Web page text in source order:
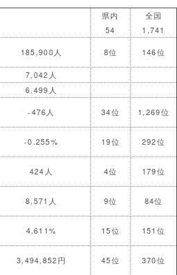
県内
54
全国
1,741
185,900人 8位 146位
7,042人
6,499人
-476人 34位 1,269位
-0.255% 19位 292位
424人 4位 179位
8,571人 9位 84位
4.611% 15位 151位
3,494,852円 45位 370位